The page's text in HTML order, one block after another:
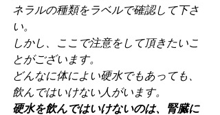
ネラルの種類をラベルで確認して下さ
い。
しかし、ここで注意をして頂きたいこ
とがございます。
どんなに体によい硬水でもあっても、
飲んではいけない人がいます。
硬水を飲んではいけないのは、腎臓に